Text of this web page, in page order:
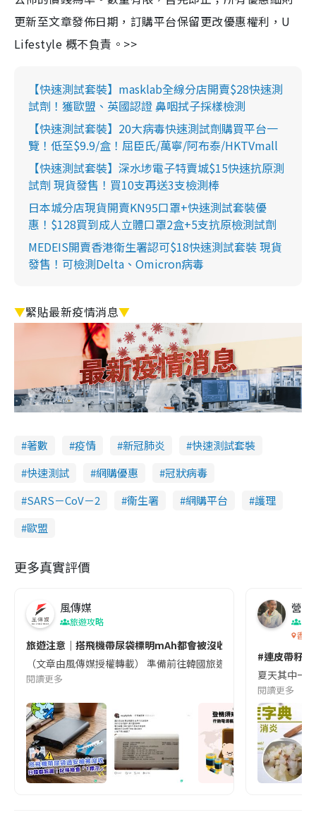
更新至文章發佈日期，訂購平台保留更改優惠權利，U
Lifestyle 概不負責。>>
【快速測試套裝】masklab全線分店開賣$28快速測
試劑！獲歐盟、英國認證 鼻咽拭子採樣檢測
【快速測試套裝】20大病毒快速測試劑購買平台一
覽！低至$9.9/盒！屈臣氏/萬寧/阿布泰/HKTVmall
【快速測試套裝】深水埗電子特賣城$15快速抗原測
試劑 現貨發售！買10支再送3支檢測棒
日本城分店現貨開賣KN95口罩+快速測試套裝優
惠！$128買到成人立體口罩2盒+5支抗原檢測試劑
MEDEIS開賣香港衛生署認可$18快速測試套裝 現貨
發售！可檢測Delta、Omicron病毒
▼緊貼最新疫情消息▼
著數 疫情 新冠肺炎
快速測試套裝
快速測試
網購優惠
冠狀病毒
SARS－CoV－2
衞生署 網購平台
護理
歐盟
更多真實評價
風傳媒
旅遊攻略
旅遊注意｜搭飛機帶尿袋標明mAh都會被沒收😱出發前切記檢查
（文章由風傳媒授權轉載） 準備前往韓國旅遊的民眾，近期要
閱讀更多
營養
香港
#連皮帶籽
夏天其中一
閱讀更多